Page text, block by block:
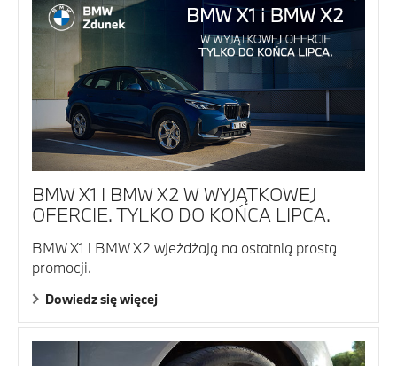
BMW X1 I BMW X2 W WYJĄTKOWEJ
OFERCIE. TYLKO DO KOŃCA LIPCA.
BMW X1 i BMW X2 wjeżdżają na ostatnią prostą
promocji.
Dowiedz się więcej